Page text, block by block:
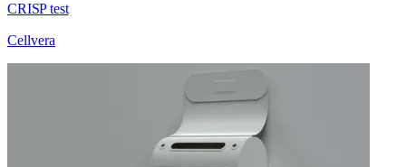
CRISP test
Cellvera